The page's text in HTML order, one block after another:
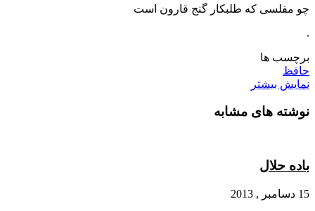
چو مفلسی که طلبکار گنج قارون است
.
برچسب ها
حافظ
نمایش بیشتر
نوشته های مشابه
باده حلال
15 دسامبر , 2013